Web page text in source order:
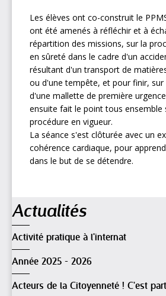
Les élèves ont co-construit le
ont été amenés à réfléchir et à
répartition des missions, sur la
en sûreté dans le cadre d'un
résultant d'un transport de
ou d'une tempête, et pour finir, sur
d'une mallette de première
ensuite fait le point tous ensemble
procédure en vigueur.
La séance s'est clôturée avec un
cohérence cardiaque, pour
dans le but de se détendre.
Actualités
Activité pratique à l'internat
Année 2025 - 2026
Acteurs de la Citoyenneté ! C'est